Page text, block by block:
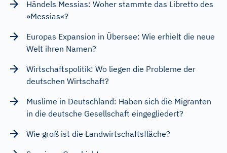
Händels Messias: Woher stammte das Libretto des
»Messias«?
Europas Expansion in Übersee: Wie erhielt die neue
Welt ihren Namen?
Wirtschaftspolitik: Wo liegen die Probleme der
deutschen Wirtschaft?
Muslime in Deutschland: Haben sich die Migranten
in die deutsche Gesellschaft eingegliedert?
Wie groß ist die Landwirtschaftsfläche?